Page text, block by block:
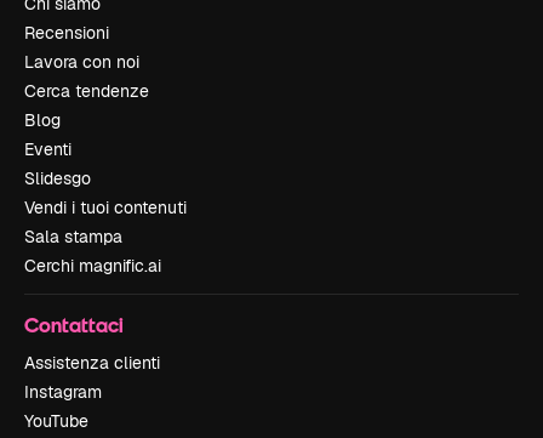
Recensioni
Lavora con noi
Cerca tendenze
Blog
Eventi
Slidesgo
Vendi i tuoi contenuti
Sala stampa
Cerchi magnific.ai
Contattaci
Assistenza clienti
Instagram
YouTube